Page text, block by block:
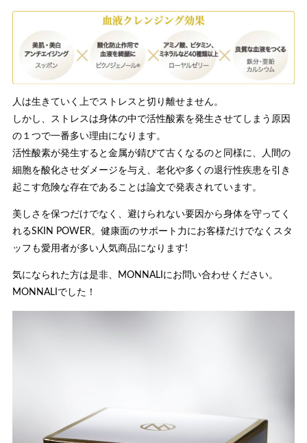
人は生きていく上でストレスと切り離せません。
しかし、ストレスは身体の中で活性酸素を発生させてしまう原因
の１つで一番多い理由になります。
活性酸素が発生すると金属が錆びて古くなるのと同様に、人間の
細胞を酸化させダメージを与え、老化や多くの退行性疾患を引き
起こす危険な存在であることは論文で発表されています。
美しさを保つだけでなく、避けられない要因から身体を守ってく
れるSKIN POWER。健康面のサポート力にお客様だけでなくスタ
ッフも愛用者が多い人気商品になります!
気になられた方は是非、MONNALIにお問い合わせください。
MONNALIでした！